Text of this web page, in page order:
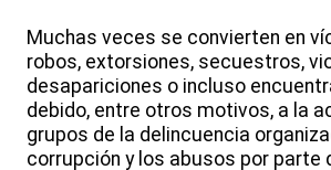
Muchas veces se convierten en
robos, extorsiones, secuestros,
desapariciones o incluso
debido, entre otros motivos, a la
grupos de la delincuencia
corrupción y los abusos por parte